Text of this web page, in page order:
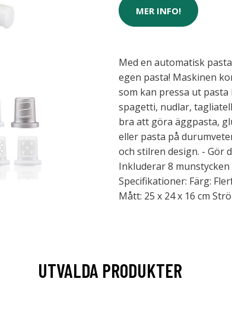
MER INFO!
Med en automatisk
egen pasta! Maskinen
som kan pressa ut
spagetti, nudlar,
bra att göra äggpasta,
eller pasta på
och stilren design. - Gör
Inkluderar 8
Specifikationer: Färg:
Mått: 25 x 24 x 16 cm
UTVALDA PRODUKTER